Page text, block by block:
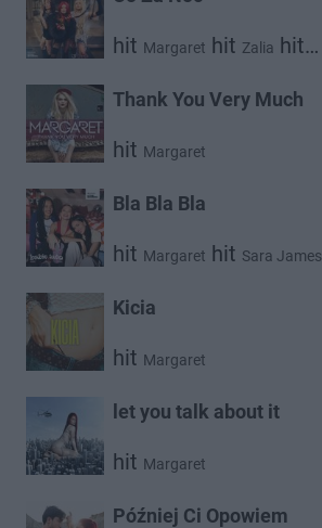
hit Margaret hit Zalia hit
Thank You Very Much
hit Margaret
Bla Bla Bla
hit Margaret hit Sara James
Kicia
hit Margaret
let you talk about it
hit Margaret
Później Ci Opowiem